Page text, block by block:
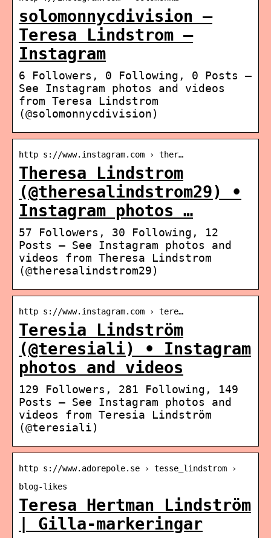
solomonnycdivision –
Teresa Lindstrom –
Instagram
6 Followers, 0 Following, 0 Posts –
See Instagram photos and videos
from Teresa Lindstrom
(@solomonnycdivision)
http s://www.instagram.com › ther…
Theresa Lindstrom
(@theresalindstrom29) •
Instagram photos …
57 Followers, 30 Following, 12
Posts – See Instagram photos and
videos from Theresa Lindstrom
(@theresalindstrom29)
http s://www.instagram.com › tere…
Teresia Lindström
(@teresiali) • Instagram
photos and videos
129 Followers, 281 Following, 149
Posts – See Instagram photos and
videos from Teresia Lindström
(@teresiali)
http s://www.adorepole.se › tesse_lindstrom ›
blog-likes
Teresa Hertman Lindström
| Gilla-markeringar